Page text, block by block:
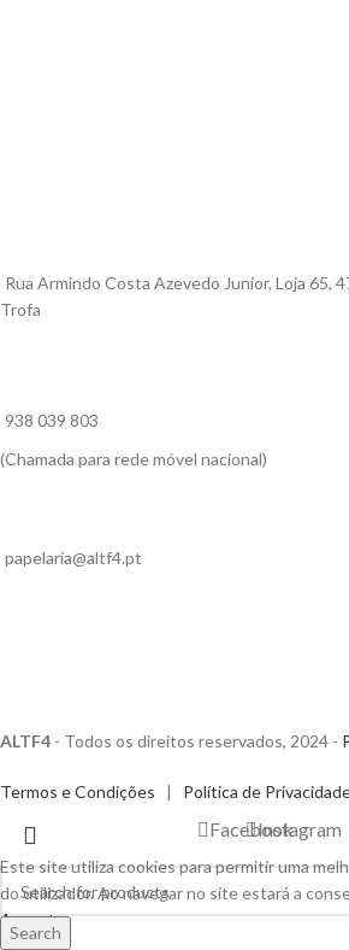
Rua Armindo Costa Azevedo Junior, Loja 65,
Trofa
938 039 803
(Chamada para rede móvel nacional)
papelaria@altf4.pt
ALTF4 - Todos os direitos reservados, 2024 -
Termos e Condições | Política de
Search
FacebookInstagram
Este site utiliza cookies para permitir uma
do utilizador. Ao navegar no site estará a
Accept